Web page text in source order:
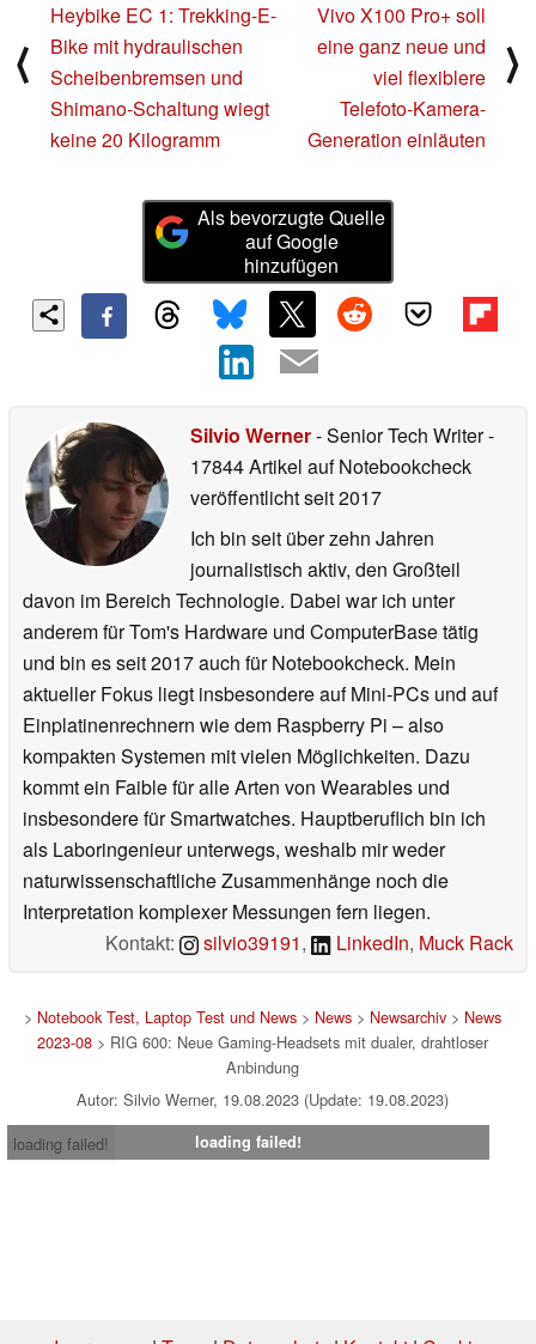
⟨
Heybike EC 1: Trekking-E-
Bike mit hydraulischen
Scheibenbremsen und
Shimano-Schaltung wiegt
keine 20 Kilogramm
Vivo X100 Pro+ soll
eine ganz neue und
viel flexiblere
Telefoto-Kamera-
Generation einläuten
⟩
Als bevorzugte Quelle
auf Google
hinzufügen
Silvio Werner- Senior Tech Writer-
17844 Artikel auf Notebookcheck
veröffentlichtseit 2017
Ich bin seit über zehn Jahren
journalistisch aktiv, den Großteil
davon im Bereich Technologie. Dabei war ich unter
anderem für Tom's Hardware und ComputerBase tätig
und bin es seit 2017 auch für Notebookcheck. Mein
aktueller Fokus liegt insbesondere auf Mini-PCs und auf
Einplatinenrechnern wie dem Raspberry Pi – also
kompakten Systemen mit vielen Möglichkeiten. Dazu
kommt ein Faible für alle Arten von Wearables und
insbesondere für Smartwatches. Hauptberuflich bin ich
als Laboringenieur unterwegs, weshalb mir weder
naturwissenschaftliche Zusammenhänge noch die
Interpretation komplexer Messungen fern liegen.
Kontakt:
silvio39191, LinkedIn, Muck Rack
> Notebook Test, Laptop Test und News> News> Newsarchiv> News
2023-08> RIG 600: Neue Gaming-Headsets mit dualer, drahtloser
Anbindung
Autor: Silvio Werner, 19.08.2023 (Update: 19.08.2023)
loading failed!
loading failed!